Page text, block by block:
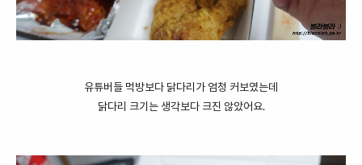
유튜버들 먹방보다 닭다리가 엄청 커보였는데
닭다리 크기는 생각보다 크진 않았어요.